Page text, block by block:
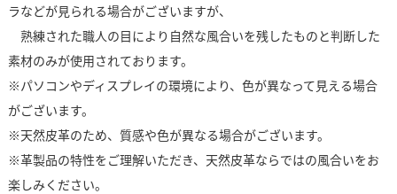
ラなどが見られる場合がございますが、
熟練された職人の目により自然な風合いを残したものと判断した
素材のみが使用されております。
※パソコンやディスプレイの環境により、色が異なって見える場合
がございます。
※天然皮革のため、質感や色が異なる場合がございます。
※革製品の特性をご理解いただき、天然皮革ならではの風合いをお
楽しみください。